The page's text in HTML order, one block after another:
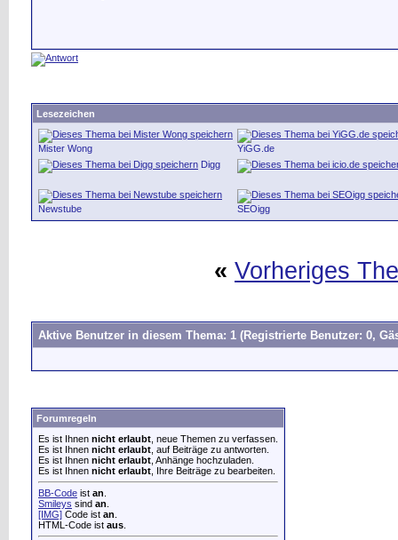
Lesezeichen
Mister Wong
YiGG.de
Digg
Newstube SEOigg
« Vorheriges
Aktive Benutzer in diesem Thema: 1 (Registrierte Benutzer: 0,
Forumregeln
Es ist Ihnen nicht erlaubt , neue Themen zu verfassen.
Es ist Ihnen nicht erlaubt , auf Beiträge zu antworten.
Es ist Ihnen nicht erlaubt , Anhänge hochzuladen.
Es ist Ihnen nicht erlaubt , Ihre Beiträge zu bearbeiten.
BB-Code ist an
Smileys sind an
[IMG] Code ist an
HTML-Code ist aus